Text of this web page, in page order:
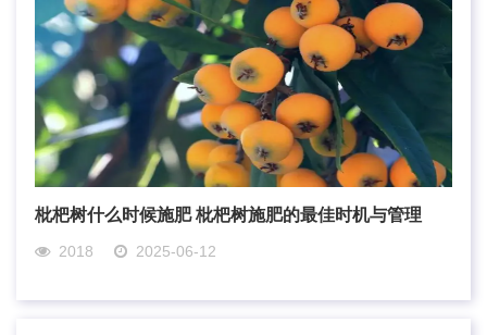
枇杷树什么时候施肥 枇杷树施肥的最佳时机与管理
2018 2025-06-12